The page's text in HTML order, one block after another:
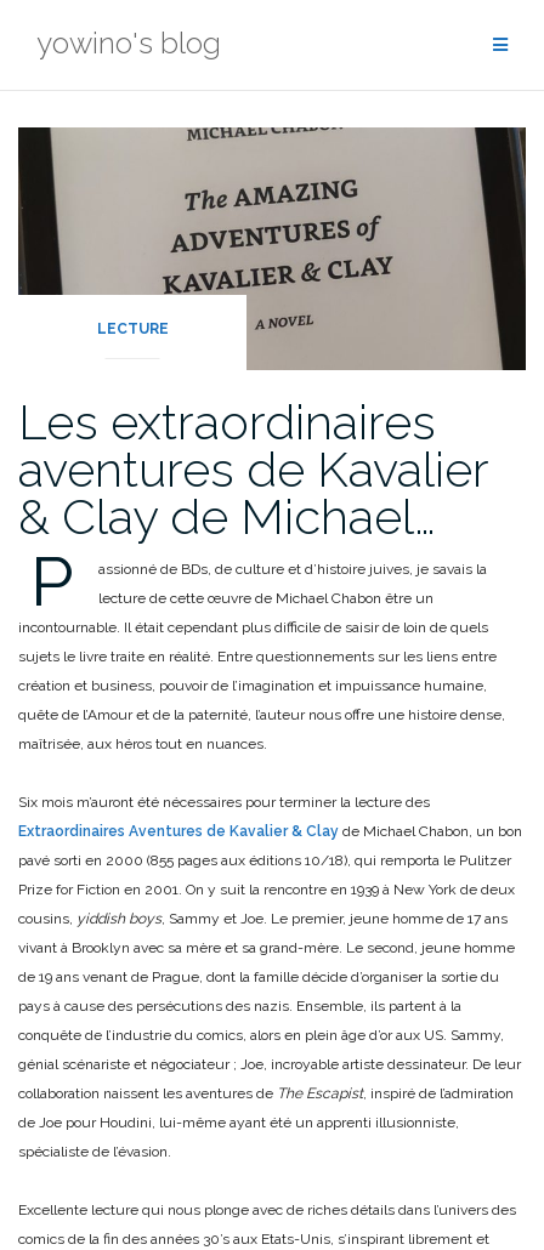
yowino's blog
LECTURE
Les extraordinaires
aventures de Kavalier
& Clay de Michael…
P
assionné de BDs, de culture et d’histoire juives, je savais la
lecture de cette œuvre de Michael Chabon être un
incontournable. Il était cependant plus difficile de saisir de loin de quels
sujets le livre traite en réalité. Entre questionnements sur les liens entre
création et business, pouvoir de l’imagination et impuissance humaine,
quête de l’Amour et de la paternité, l’auteur nous offre une histoire dense,
maîtrisée, aux héros tout en nuances.
Six mois m’auront été nécessaires pour terminer la lecture des
Extraordinaires Aventures de Kavalier & Clay de Michael Chabon, un bon
pavé sorti en 2000 (855 pages aux éditions 10/18), qui remporta le Pulitzer
Prize for Fiction en 2001. On y suit la rencontre en 1939 à New York de deux
cousins, yiddish boys, Sammy et Joe. Le premier, jeune homme de 17 ans
vivant à Brooklyn avec sa mère et sa grand-mère. Le second, jeune homme
de 19 ans venant de Prague, dont la famille décide d’organiser la sortie du
pays à cause des persécutions des nazis. Ensemble, ils partent à la
conquête de l’industrie du comics, alors en plein âge d’or aux US. Sammy,
génial scénariste et négociateur ; Joe, incroyable artiste dessinateur. De leur
collaboration naissent les aventures de The Escapist, inspiré de l’admiration
de Joe pour Houdini, lui-même ayant été un apprenti illusionniste,
spécialiste de l’évasion.
Excellente lecture qui nous plonge avec de riches détails dans l’univers des
comics de la fin des années 30’s aux Etats-Unis, s’inspirant librement et